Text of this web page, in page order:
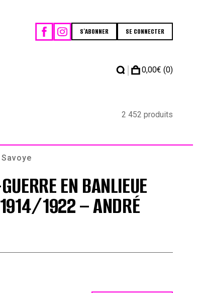
S'ABONNER SE CONNECTER
| 0,00€ (0)
2 452 produits
EN BANLIEUE
1922 – ANDRÉ